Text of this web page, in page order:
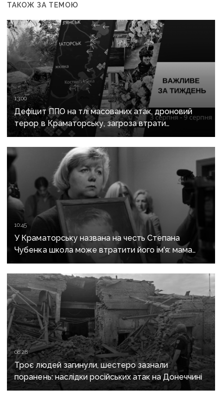
ТАКОЖ ЗА ТЕМОЮ
13:00
Дефіцит ППО на тлі масованих атак, дроновий
терор в Краматорську, загроза втрати
Костянтинівки та прощання з Олексієм Юковим:
важливе за тиждень
10:45
У Краматорську названа на честь Степана
Чубенка школа може втратити його ім'я: мама
загиблого героя розповіла про рішення влади
08:28
Троє людей загинули, шестеро зазнали
поранень: наслідки російських атак на Донеччині